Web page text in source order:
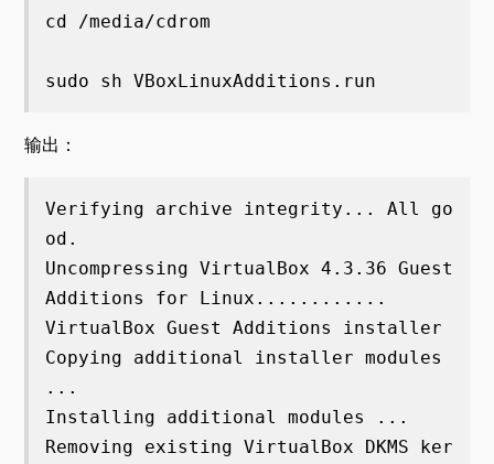
cd /media/cdrom
sudo sh VBoxLinuxAdditions.run
输出：
Verifying archive integrity... All go
od.
Uncompressing VirtualBox 4.3.36 Guest
Additions for Linux............
VirtualBox Guest Additions installer
Copying additional installer modules
...
Installing additional modules ...
Removing existing VirtualBox DKMS ker